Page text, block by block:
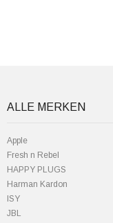
ALLE MERKEN
Apple
Fresh n Rebel
HAPPY PLUGS
Harman Kardon
ISY
JBL